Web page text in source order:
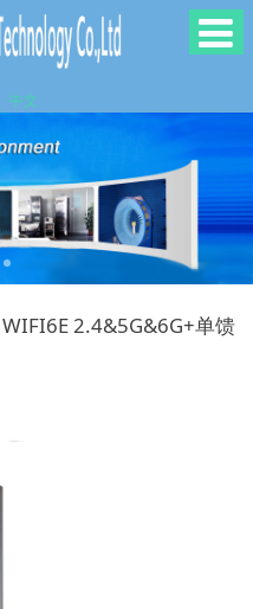
中文
WIFI6E 2.4&5G&6G+单馈